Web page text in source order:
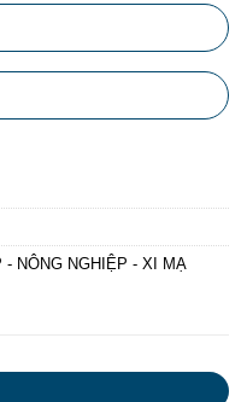
- NÔNG NGHIỆP - XI MẠ